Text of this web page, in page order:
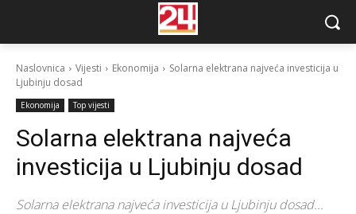
Naslovnica Vijesti Ekonomija
Solarna elektrana najveća investicija u
Ljubinju dosad
Ekonomija Top vijesti
Solarna elektrana najveća
investicija u Ljubinju dosad
Solarna elektrana najveća investicija u Ljubinju dosad...